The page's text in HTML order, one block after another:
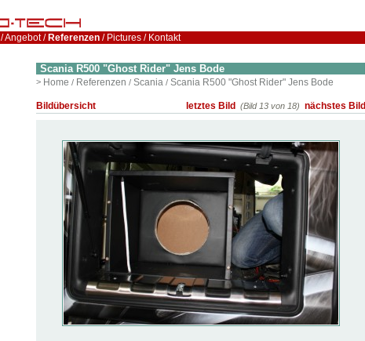
Scania R500 "Ghost Rider" Jens Bode
> Home / Referenzen / Scania / Scania R500 "Ghost Rider" Jens Bode
Bildübersicht letztes Bild (Bild 13 von 18) nächstes Bild
/Angebot/ Referenzen / Pictures / Kontakt